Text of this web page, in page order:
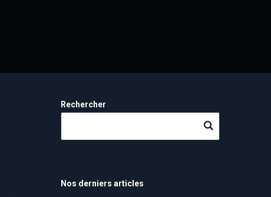
Rechercher
Nos derniers articles